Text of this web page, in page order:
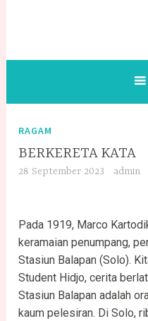
RAGAM
BERKERETA KATA
28 September 2023 admin
Pada 1919, Marco
keramaian penumpang,
Stasiun Balapan (Solo).
Student Hidjo, cerita
Stasiun Balapan adalah
kaum pelesiran. Di Solo,